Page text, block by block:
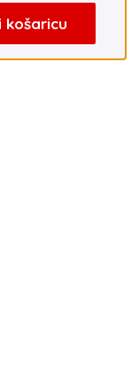
košaricu